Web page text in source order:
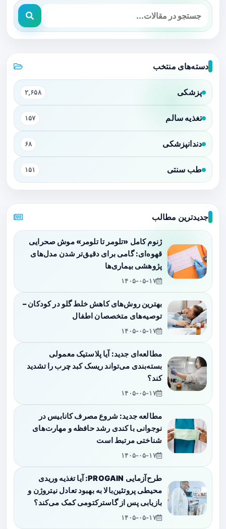
دسته‌های منتخب
پزشکی ۲,۶۵۸
تغذیه سالم ۱۵۷
دندانپزشکی ۶۸
طب سنتی ۱۵۱
جدیدترین مطالب
ژنوم کامل «تلومر تا تلومر» موش صحرایی
قهوه‌ای: گامی برای دقیق‌تر شدن مدل‌های
پژوهشی بیماری‌ها
۱۴۰۵-۰۵-۱۷
بهترین روش‌های کاهش خلط گلو در کودکان –
توصیه‌های متخصصان اطفال
۱۴۰۵-۰۵-۱۷
مطالعه‌ای جدید: آیا پلاستیک معمولی
بسته‌بندی می‌تواند ریسک کبد چرب را تشدید
کند؟
۱۴۰۵-۰۵-۱۷
مطالعه جدید: شروع مصرف کانابیس در
نوجوانی با کندی رشد حافظه و مهارت‌های
شناختی مرتبط است
۱۴۰۵-۰۵-۱۷
طرح‌آزمایی PROGAIN: آیا تغذیه وریدی
محیطی پروتئین‌بالا به بهبود تعادل نیتروژن و
بازیابی پس از گاسترکتومی کمک می‌کند؟
۱۴۰۵-۰۵-۱۷